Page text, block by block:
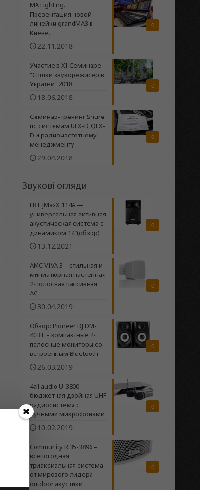
0
MA Lighting.
Презентация новой
линейки grandMA3 в
Киеве.
22.11.2018
0
Участие в XI Семинаре
“Спілки звукорежисерів
України” 2018
18.06.2018
0
Семинар-тренинг Shure
по системам ULX-D, QLX-
D и радиочастотному
менеджменту
29.04.2018
Звукові огляди
0
FBT JMaxX 114A —
универсальная активная
акустическая система с
динамиком 14″(обзор)
13.12.2021
0
AMC VIVA 3 – стильная и
миниатюрная настенная
2-полосная пасcивная
АС
30.04.2019
0
Обзор: Pioneer DJ DM-
40BT – компактные 2-
полосные мониторы со
встроенным Bluetooth
26.03.2019
0
4all audio U-3800 –
бюджетная двойная UHF
радиосистема c
ручными микрофонами
10.02.2019
0
Community R.35-3896 –
всепогодная
триаксиальная система
от мирового лидера
outdoor акустики